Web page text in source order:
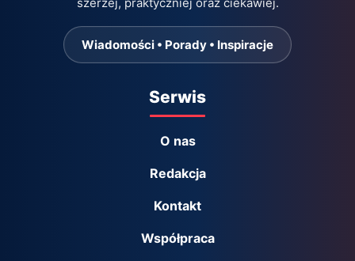
Wiadomości • Porady • Inspiracje
Serwis
O nas
Redakcja
Kontakt
Współpraca